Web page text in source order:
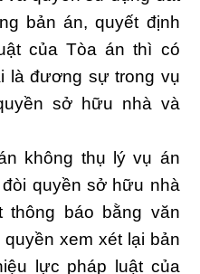
bản án, quyết định
của Tòa án thì có
là đương sự trong vụ
sở hữu nhà và
không thụ lý vụ án
quyền sở hữu nhà
báo bằng văn
xem xét lại bản
lực pháp luật của